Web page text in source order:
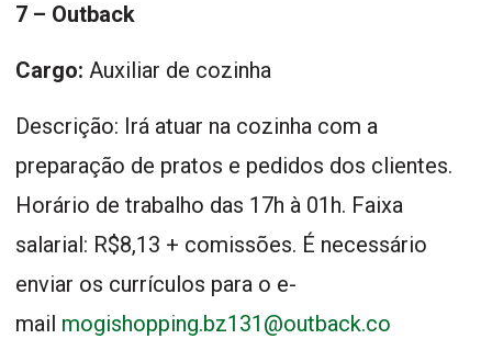
7 – Outback
Cargo: Auxiliar de cozinha
Descrição: Irá atuar na cozinha com a
preparação de pratos e pedidos dos clientes.
Horário de trabalho das 17h à 01h. Faixa
salarial: R$8,13 + comissões. É necessário
enviar os currículos para o e-
mail mogishopping.bz131@outback.co